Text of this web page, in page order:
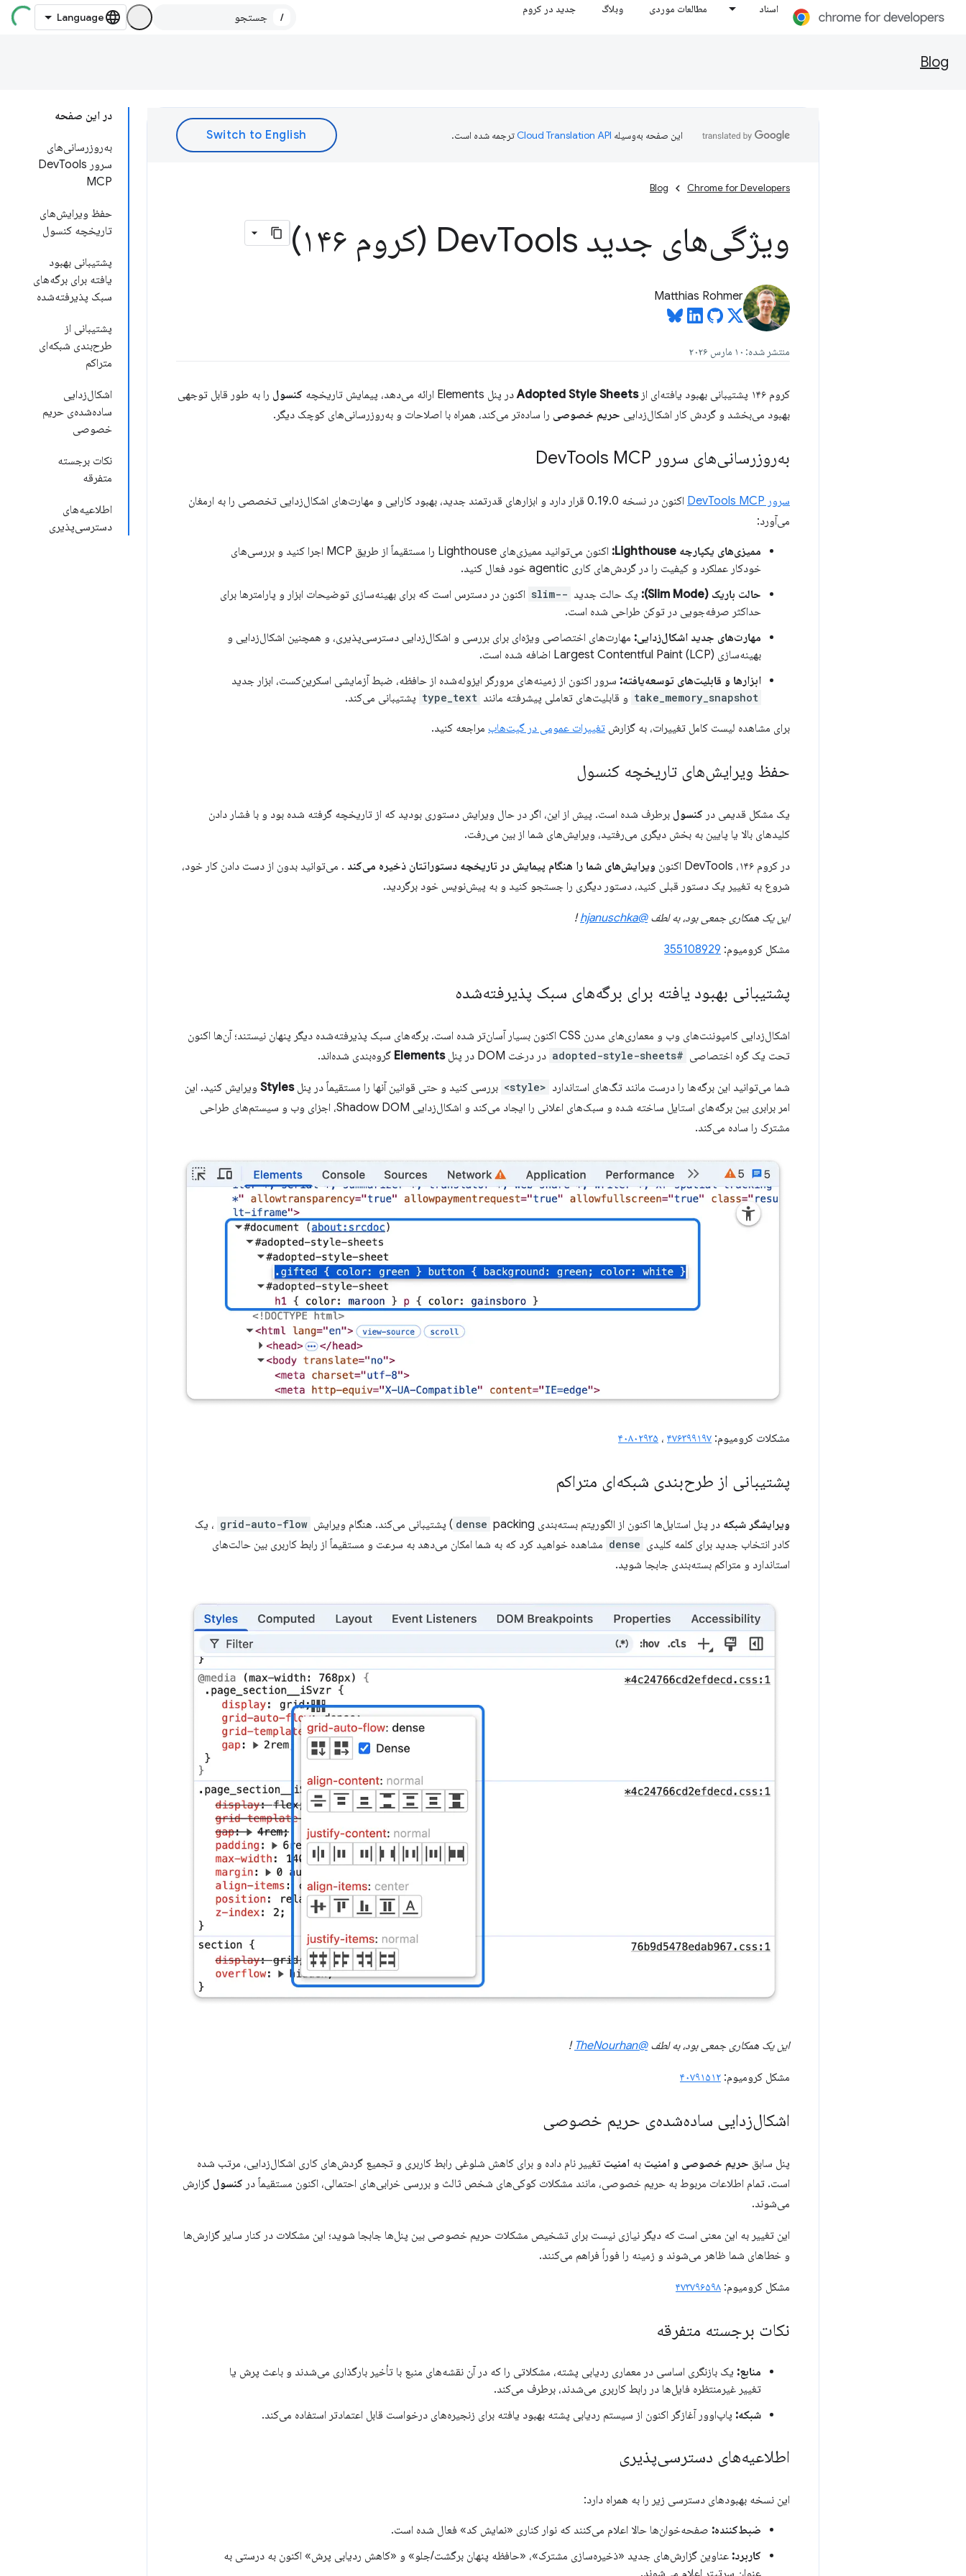
اسناد مطالعات موردی وبلاگ جدید در کروم
/
Blog
در این صفحه
به‌روزرسانی‌های
سرور DevTools
MCP
حفظ ویرایش‌های
تاریخچه کنسول
پشتیبانی بهبود
یافته برای برگه‌های
سبک پذیرفته‌شده
پشتیبانی از
طرح‌بندی شبکه‌ای
متراکم
اشکال‌زدایی
ساده‌شده‌ی حریم
خصوصی
نکات برجسته
متفرقه
اطلاعیه‌های
دسترسی‌پذیری
این صفحه به‌وسیله ترجمه شده است.
Chrome for Developers
Blog
ویژگی‌های جدید Dev Tools (کروم ۱۴۶)
Matthias Rohmer
منتشر شده: ۱۰ مارس ۲۰۲۶
کروم ۱۴۶ پشتیبانی بهبود یافته‌ای از Adopted Style Sheetsدر پنل Elements ارائه می‌دهد، پیمایش تاریخچه کنسول را به طور قابل توجهی
بهبود می‌بخشد و گردش کار اشکال‌زدایی حریم خصوصی را ساده‌تر می‌کند، همراه با اصلاحات و به‌روزرسانی‌های کوچک دیگر.
به‌روزرسانی‌های سرور Dev Tools MCP
سرور DevTools MCP
اکنون در نسخه 0.19.0 قرار دارد و ابزارهای قدرتمند جدید، بهبود کارایی و مهارت‌های اشکال‌زدایی تخصصی را به ارمغان
می‌آورد:
ممیزی‌های یکپارچه Lighthouse:
اکنون می‌توانید ممیزی‌های Lighthouse را مستقیماً از طریق MCP اجرا کنید و بررسی‌های
خودکار عملکرد و کیفیت را در گردش‌های کاری agentic خود فعال کنید.
حالت باریک (Slim Mode):
یک حالت جدید --slim
اکنون در دسترس است که برای بهینه‌سازی توضیحات ابزار و پارامترها برای
حداکثر صرفه‌جویی در توکن طراحی شده است.
مهارت‌های جدید اشکال‌زدایی: مهارت‌های اختصاصی ویژه‌ای برای بررسی و اشکال‌زدایی دسترسی‌پذیری، و همچنین اشکال‌زدایی و
بهینه‌سازی Largest Contentful Paint (LCP) اضافه شده است.
ابزارها و قابلیت‌های توسعه‌یافته: سرور اکنون از زمینه‌های مرورگر ایزوله‌شده از حافظه، ضبط آزمایشی اسکرین‌کست، ابزار جدید
take_memory_snapshot و قابلیت‌های تعاملی پیشرفته مانند type_text پشتیبانی می‌کند.
برای مشاهده لیست کامل تغییرات، به گزارش تغییرات عمومی در گیت‌هاب مراجعه کنید.
حفظ ویرایش‌های تاریخچه کنسول
یک مشکل قدیمی در کنسول برطرف شده است. پیش از این، اگر در حال ویرایش دستوری بودید که از تاریخچه گرفته شده بود و با فشار دادن
کلیدهای بالا یا پایین به بخش دیگری می‌رفتید، ویرایش‌های شما از بین می‌رفت.
در کروم ۱۴۶، DevTools اکنون ویرایش‌های شما را هنگام پیمایش در تاریخچه دستوراتتان ذخیره می‌کند . می‌توانید بدون از دست دادن کار خود،
شروع به تغییر یک دستور قبلی کنید، دستور دیگری را جستجو کنید و به پیش‌نویس خود برگردید.
این یک همکاری جمعی بود، به لطف@hjanuschka
!
مشکل کرومیوم: 355108929
پشتیبانی بهبود یافته برای برگه‌های سبک پذیرفته‌شده
اشکال‌زدایی کامپوننت‌های وب و معماری‌های مدرن CSS اکنون بسیار آسان‌تر شده است. برگه‌های سبک پذیرفته‌شده دیگر پنهان نیستند؛ آن‌ها اکنون
تحت یک گره اختصاصی #adopted-style-sheets در درخت DOM در پنل Elements گروه‌بندی شده‌اند.
شما می‌توانید این برگه‌ها را درست مانند تگ‌های استاندارد <style> بررسی کنید و حتی قوانین آنها را مستقیماً در پنلStyles ویرایش کنید. این
امر برابری بین برگه‌های استایل ساخته شده و سبک‌های اعلانی را ایجاد می‌کند و اشکال‌زدایی Shadow DOM، اجزای وب و سیستم‌های طراحی
مشترک را ساده می‌کند.
مشکلات کرومیوم: ۴۷۶۳۹۹۱۹۷ ، ۴۰۸۰۲۹۳۵
پشتیبانی از طرح‌بندی شبکه‌ای متراکم
ویرایشگر شبکه در پنل استایل‌ها اکنون از الگوریتم بسته‌بندی dense packing) پشتیبانی می‌کند. هنگام ویرایش grid-auto-flow ، یک
کادر انتخاب جدید برای کلمه کلیدی dense مشاهده خواهید کرد که به شما امکان می‌دهد به سرعت و مستقیماً از رابط کاربری بین حالت‌های
استاندارد و متراکم بسته‌بندی جابجا شوید.
این یک همکاری جمعی بود، به لطف@TheNourhan
!
مشکل کرومیوم: ۴۰۷۹۱۵۱۲
اشکال‌زدایی ساده‌شده‌ی حریم خصوصی
پنل سابق حریم خصوصی و امنیت به امنیت تغییر نام داده و برای کاهش شلوغی رابط کاربری و تجمیع گردش‌های کاری اشکال‌زدایی، مرتب شده
است. تمام اطلاعات مربوط به حریم خصوصی، مانند مشکلات کوکی‌های شخص ثالث و بررسی خرابی‌های احتمالی، اکنون مستقیماً در کنسول گزارش
می‌شوند.
این تغییر به این معنی است که دیگر نیازی نیست برای تشخیص مشکلات حریم خصوصی بین پنل‌ها جابجا شوید؛ این مشکلات در کنار سایر گزارش‌ها
و خطاهای شما ظاهر می‌شوند و زمینه را فوراً فراهم می‌کنند.
مشکل کرومیوم: ۴۷۳۷۹۶۵۹۸
نکات برجسته متفرقه
منابع: یک بازنگری اساسی در معماری ردیابی پشته، مشکلاتی را که در آن نقشه‌های منبع با تأخیر بارگذاری می‌شدند و باعث پرش یا
تغییر غیرمنتظره فایل‌ها در رابط کاربری می‌شدند، برطرف می‌کند.
شبکه: پاپ‌اوور آغازگر اکنون از سیستم ردیابی پشته بهبود یافته برای زنجیره‌های درخواست قابل اعتمادتر استفاده می‌کند.
اطلاعیه‌های دسترسی‌پذیری
این نسخه بهبودهای دسترسی زیر را به همراه دارد:
ضبط‌کننده: صفحه‌خوان‌ها حالا اعلام می‌کنند که نوار کناری «نمایش کد» فعال شده است.
کاربرد: عناوین گزارش‌های جدید «ذخیره‌سازی مشترک»، «حافظه پنهان برگشت/جلو» و «کاهش ردیابی پرش» اکنون به درستی به
عنوان سرتیتر اعلام می‌شوند.